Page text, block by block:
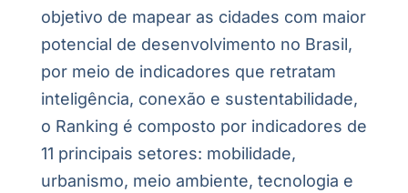
objetivo de mapear as cidades com maior
potencial de desenvolvimento no Brasil,
por meio de indicadores que retratam
inteligência, conexão e sustentabilidade,
o Ranking é composto por indicadores de
11 principais setores: mobilidade,
urbanismo, meio ambiente, tecnologia e